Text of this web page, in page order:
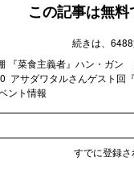
この記事は無
続きは、6488
『菜食主義者』ハン・ガン
アサダワタルさんゲスト回
ント情報
すでに登録さ